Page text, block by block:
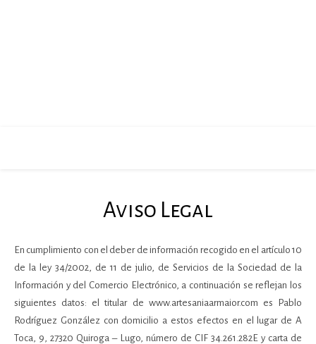
Aviso Legal
En cumplimiento con el deber de información recogido en el artículo 10
de la ley 34/2002, de 11 de julio, de Servicios de la Sociedad de la
Información y del Comercio Electrónico, a continuación se reflejan los
siguientes datos: el titular de www.artesaniaarmaior.com es Pablo
Rodríguez González con domicilio a estos efectos en el lugar de A
Toca, 9, 27320 Quiroga – Lugo, número de CIF 34.261.282E y carta de